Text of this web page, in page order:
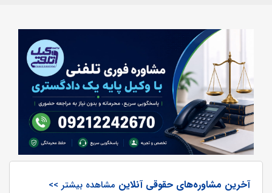
آخرین مشاوره‌های حقوقی آنلاین مشاهده بیشتر >>